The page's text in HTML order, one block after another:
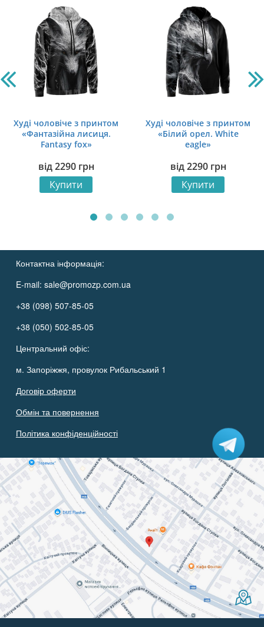
Худі чоловіче з принтом
«Фантазійна лисиця.
Fantasy fox»
від2290 грн
Купити
Худі чоловіче з принтом
«Білий орел. White
eagle»
від2290 грн
Купити
Контактна інформація:
E-mail: sale@promozp.com.ua
+38 (098) 507-85-05
+38 (050) 502-85-05
Центральний офіс:
м. Запоріжжя, провулок Рибальський 1
Договір оферти
Обмін та повернення
Політика конфіденційності